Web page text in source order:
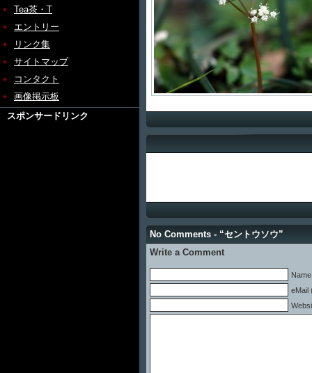
Tea茶・T
エントリー
リンク集
サイトマップ
コンタクト
画像掲示板
スポンサードリンク
No Comments - “セントウソウ”
Write a Comment
eMail